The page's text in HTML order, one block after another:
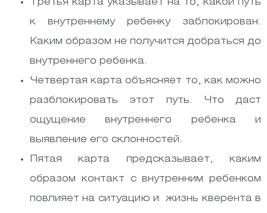
Третья карта указывает на то, какой путь
к внутреннему ребенку заблокирован.
Каким образом не получится добраться до
внутреннего ребенка.
Четвертая карта объясняет то, как можно
разблокировать этот путь. Что даст
ощущение внутреннего ребенка и
выявление его склонностей.
Пятая карта предсказывает, каким
образом контакт с внутренним ребенком
повлияет на ситуацию и жизнь кверента в